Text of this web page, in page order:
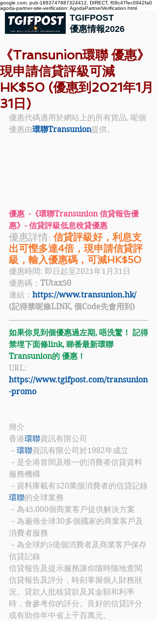
google.com, pub-1883747887324412, DIRECT, f08c47fec0942fa0
agoda-partner-site-verification: AgodaPartnerVerification.html
TGIFPOST
優惠情報2026
《Transunion環聯 優惠》
現申請信貸評級可減
HK$50 (優惠到2021年1月
31日)
優惠代碼適用於網站上的所有貨品, 呢個
優惠由環聯Transunion提供。
優惠  -《環聯Transunion 信貸報告優
惠》- 信貸評級低息稅貸優惠
優惠詳情: 信貸評級好，利息支
出可慳多達4倍，現申請信貸評
級，輸入優惠碼，可減HK$50
優惠時間: 即日起至2021年1月31日
優惠碼： TUtax50
連結： https://www.transunion.hk/
(記得禁呢條LINK, 個Code先會用到)
如果你見到個優惠過左期, 唔洗驚！ 記得
禁埋下面條link, 睇番最新環聯
Transunion的 優惠！
URL:
https://www.tgifpost.com/transunion
-promo
簡介
香港環聯資訊有限公司
－ 環聯資訊有限公司於1982年成立
－是全港首間及唯一的消費者信貸資料
服務機構
－資料庫載有520萬個消費者的信貸記錄
環聯的全球業務
－為45,000個商業客戶提供解決方案
－為遍佈全球30多個國家的商業客戶及
消費者服務
－為全球約5億個消費者及商業客戶保存
信貸記錄
信貸報告及提示服務讓你隨時隨地查閱
信貸報告及評分，時刻掌握個人財務狀
況。貸款人批核貸款及其金額和利率
時，會參考你的評分。良好的信貸評分
或有助你年中省上千百萬元。